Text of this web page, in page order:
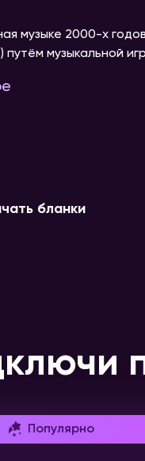
музыке 2000-х
музыкальной
бланки
Популярно